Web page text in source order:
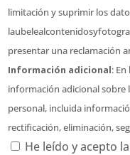
limitación y suprimir los
presentar una reclamación
Información adicional: En
información adicional sobre
personal, incluida
rectificación, eliminación,
He leído y acepto la